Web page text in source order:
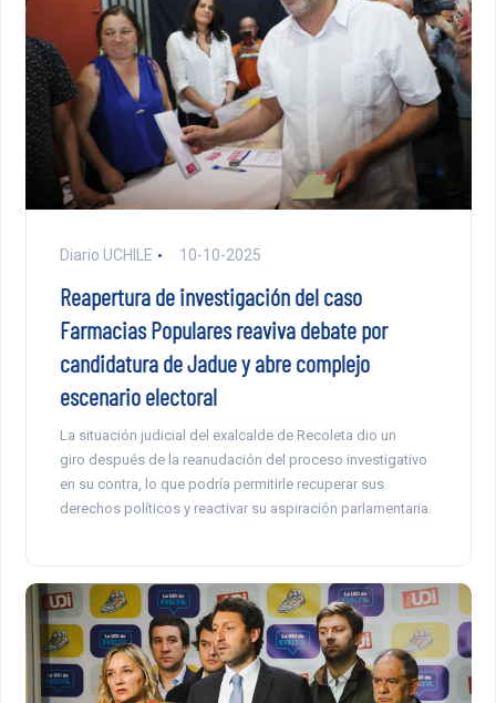
Diario UCHILE 10-10-2025
Reapertura de investigación del caso
Farmacias Populares reaviva debate por
candidatura de Jadue y abre complejo
escenario electoral
La situación judicial del exalcalde de Recoleta dio un
giro después de la reanudación del proceso investigativo
en su contra, lo que podría permitirle recuperar sus
derechos políticos y reactivar su aspiración parlamentaria.